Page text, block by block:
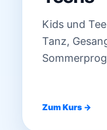
Kids und
Tanz,
Zum Kurs →